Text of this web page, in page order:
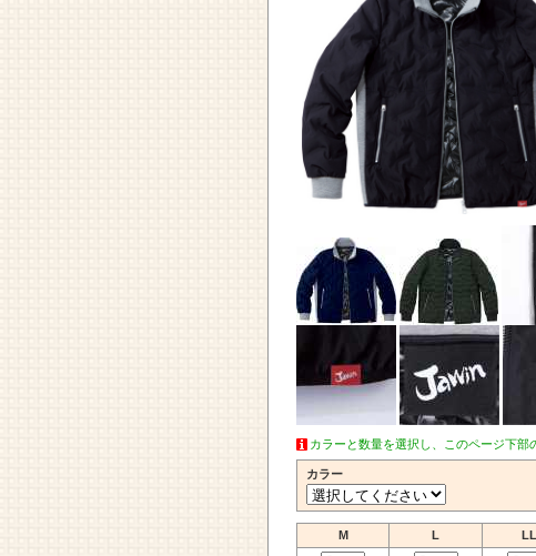
カラーと数量を選択し、このページ下部
カラー
M L LL